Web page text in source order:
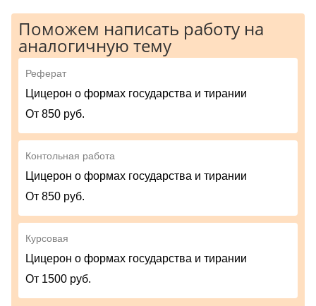
Поможем написать работу на
аналогичную тему
Реферат
Цицерон о формах государства и тирании
От 850 руб.
Контольная работа
Цицерон о формах государства и тирании
От 850 руб.
Курсовая
Цицерон о формах государства и тирании
От 1500 руб.